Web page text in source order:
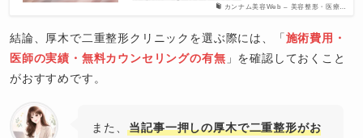
カンナム美容Web – 美容整形・医療…
結論、厚木で二重整形クリニックを選ぶ際には、「施術費用・
医師の実績・無料カウンセリングの有無 」を確認しておくこと
がおすすめです。
また、当記事一押しの厚木で二重整形がお